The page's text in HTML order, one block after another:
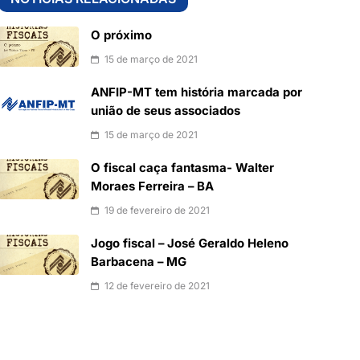
O próximo
15 de março de 2021
ANFIP-MT tem história marcada por
união de seus associados
15 de março de 2021
O fiscal caça fantasma- Walter
Moraes Ferreira – BA
19 de fevereiro de 2021
Jogo fiscal – José Geraldo Heleno
Barbacena – MG
12 de fevereiro de 2021